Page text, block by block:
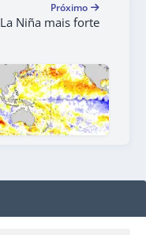
Próximo
La Niña mais forte